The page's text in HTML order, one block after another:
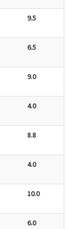
9.5
6.5
9.0
4.0
8.8
4.0
10.0
6.0